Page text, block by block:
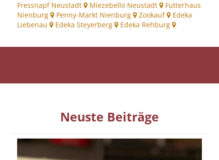
Fressnapf Neustadt Miezebello Neustadt
Futterhaus
Nienburg
Penny-Markt Nienburg Zookauf
Edeka
Liebenau
Edeka Steyerberg Edeka Rehburg
Neuste Beiträge